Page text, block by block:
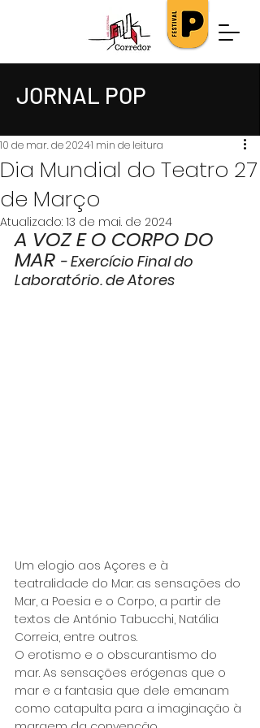
JORNAL POP
Dia Mundial do Teatro 27
de Março
10 de mar. de 20241 min de leitura
Atualizado: 13 de mai. de 2024
A VOZ E O CORPO DO
MAR - Exercício Final do
Laboratório. de Atores
Um elogio aos Açores e à
teatralidade do Mar: as sensações do
Mar, a Poesia e o Corpo, a partir de
textos de António Tabucchi, Natália
Correia, entre outros.
O erotismo e o obscurantismo do
mar. As sensações erógenas que o
mar e a fantasia que dele emanam
como catapulta para a imaginação à